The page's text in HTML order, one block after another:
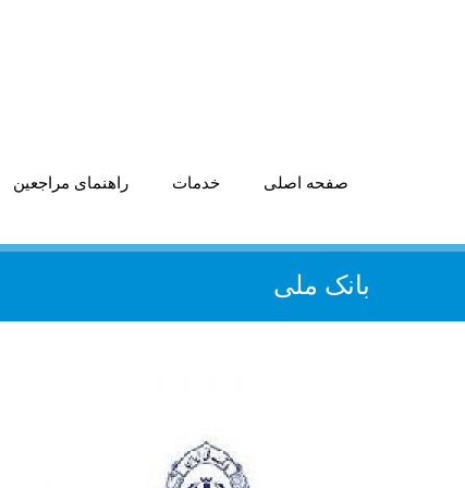
صفحه اصلی خدمات راهنمای مراجعین
بانک ملی